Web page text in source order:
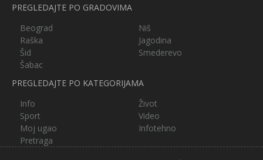
PREGLEDAJTE PO GRADOVIMA
Beograd
Niš
Raška
Jagodina
Šid
Smederevo
Šabac
PREGLEDAJTE PO KATEGORIJAMA
Info
Život
Sport
Video
Moj ugao
Infotehno
Pretraga